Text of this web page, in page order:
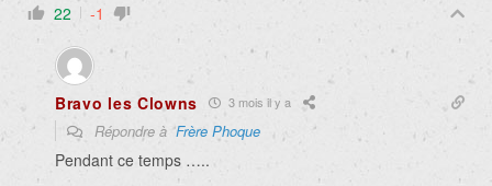
22 -1
Bravo les Clowns 3 mois il y a
Répondre àFrère Phoque
Pendant ce temps …..